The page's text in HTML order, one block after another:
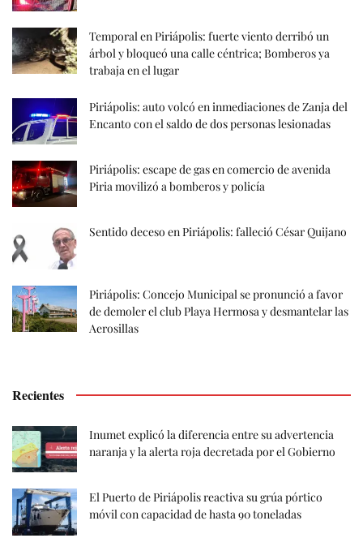
Temporal en Piriápolis: fuerte viento derribó un
árbol y bloqueó una calle céntrica; Bomberos ya
trabaja en el lugar
Piriápolis: auto volcó en inmediaciones de Zanja del
Encanto con el saldo de dos personas lesionadas
Piriápolis: escape de gas en comercio de avenida
Piria movilizó a bomberos y policía
Sentido deceso en Piriápolis: falleció César Quijano
Piriápolis: Concejo Municipal se pronunció a favor
de demoler el club Playa Hermosa y desmantelar las
Aerosillas
Recientes
Inumet explicó la diferencia entre su advertencia
naranja y la alerta roja decretada por el Gobierno
El Puerto de Piriápolis reactiva su grúa pórtico
móvil con capacidad de hasta 90 toneladas